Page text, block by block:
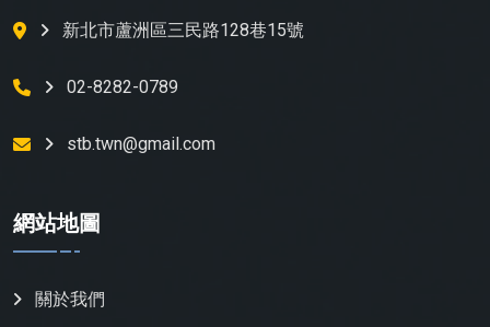
新北市蘆洲區三民路128巷15號
02-8282-0789
stb.twn@gmail.com
網站地圖
關於我們